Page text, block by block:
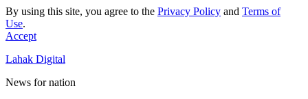
By using this site, you agree to the Privacy Policy and Terms of
Use.
Accept
Lahak Digital
News for nation